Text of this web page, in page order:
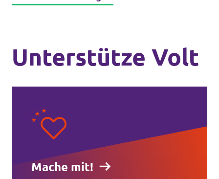
Unterstütze Volt
Mache mit!